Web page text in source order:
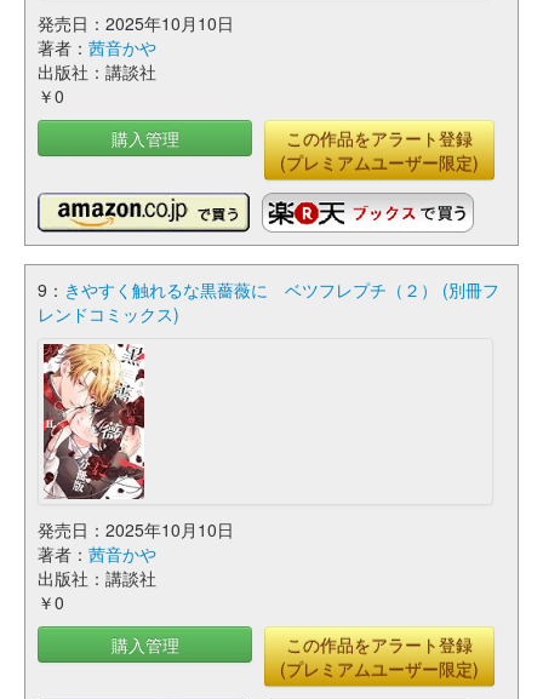
発売日：2025年10月10日
著者： 茜音かや
出版社：講談社
￥0
購入管理
この作品をアラート登録
(プレミアムユーザー限定)
9： きやすく触れるな黒薔薇に ベツフレプチ（２） (別冊フ
レンドコミックス)
発売日：2025年10月10日
著者： 茜音かや
出版社：講談社
￥0
購入管理
この作品をアラート登録
(プレミアムユーザー限定)